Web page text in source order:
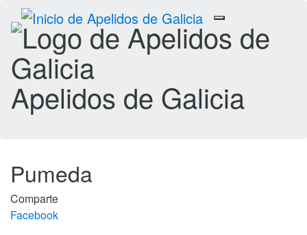
Toggle
navigation
Apelidos de Galicia
Pumeda
Comparte
Facebook